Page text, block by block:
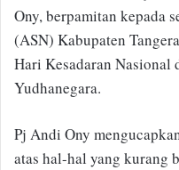
Ony, berpamitan kepada
(ASN) Kabupaten
Hari Kesadaran Nasional
Yudhanegara.
Pj Andi Ony
atas hal-hal yang kurang